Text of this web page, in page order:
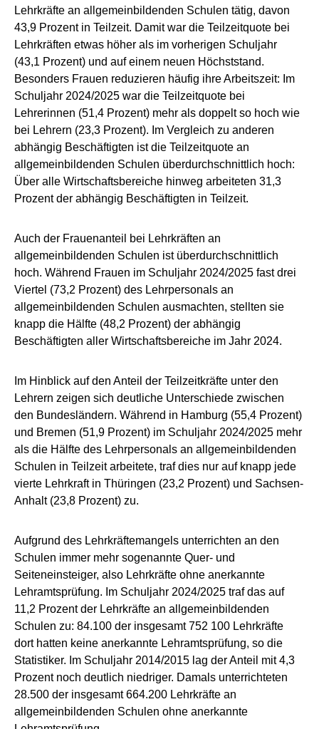
Lehrkräfte an allgemeinbildenden Schulen tätig, davon
43,9 Prozent in Teilzeit. Damit war die Teilzeitquote bei
Lehrkräften etwas höher als im vorherigen Schuljahr
(43,1 Prozent) und auf einem neuen Höchststand.
Besonders Frauen reduzieren häufig ihre Arbeitszeit: Im
Schuljahr 2024/2025 war die Teilzeitquote bei
Lehrerinnen (51,4 Prozent) mehr als doppelt so hoch wie
bei Lehrern (23,3 Prozent). Im Vergleich zu anderen
abhängig Beschäftigten ist die Teilzeitquote an
allgemeinbildenden Schulen überdurchschnittlich hoch:
Über alle Wirtschaftsbereiche hinweg arbeiteten 31,3
Prozent der abhängig Beschäftigten in Teilzeit.
Auch der Frauenanteil bei Lehrkräften an
allgemeinbildenden Schulen ist überdurchschnittlich
hoch. Während Frauen im Schuljahr 2024/2025 fast drei
Viertel (73,2 Prozent) des Lehrpersonals an
allgemeinbildenden Schulen ausmachten, stellten sie
knapp die Hälfte (48,2 Prozent) der abhängig
Beschäftigten aller Wirtschaftsbereiche im Jahr 2024.
Im Hinblick auf den Anteil der Teilzeitkräfte unter den
Lehrern zeigen sich deutliche Unterschiede zwischen
den Bundesländern. Während in Hamburg (55,4 Prozent)
und Bremen (51,9 Prozent) im Schuljahr 2024/2025 mehr
als die Hälfte des Lehrpersonals an allgemeinbildenden
Schulen in Teilzeit arbeitete, traf dies nur auf knapp jede
vierte Lehrkraft in Thüringen (23,2 Prozent) und Sachsen-
Anhalt (23,8 Prozent) zu.
Aufgrund des Lehrkräftemangels unterrichten an den
Schulen immer mehr sogenannte Quer- und
Seiteneinsteiger, also Lehrkräfte ohne anerkannte
Lehramtsprüfung. Im Schuljahr 2024/2025 traf das auf
11,2 Prozent der Lehrkräfte an allgemeinbildenden
Schulen zu: 84.100 der insgesamt 752 100 Lehrkräfte
dort hatten keine anerkannte Lehramtsprüfung, so die
Statistiker. Im Schuljahr 2014/2015 lag der Anteil mit 4,3
Prozent noch deutlich niedriger. Damals unterrichteten
28.500 der insgesamt 664.200 Lehrkräfte an
allgemeinbildenden Schulen ohne anerkannte